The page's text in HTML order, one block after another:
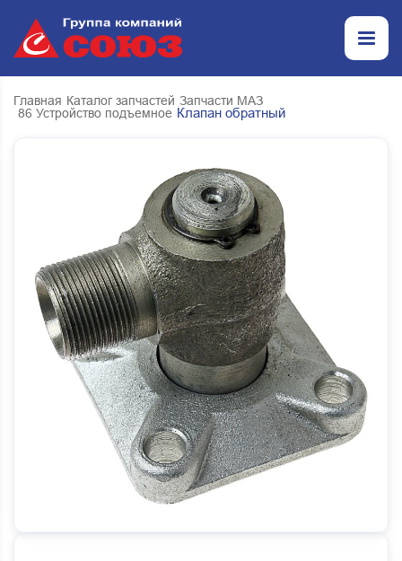
Главная Каталог запчастей Запчасти МАЗ
86 Устройство подъемное Клапан обратный